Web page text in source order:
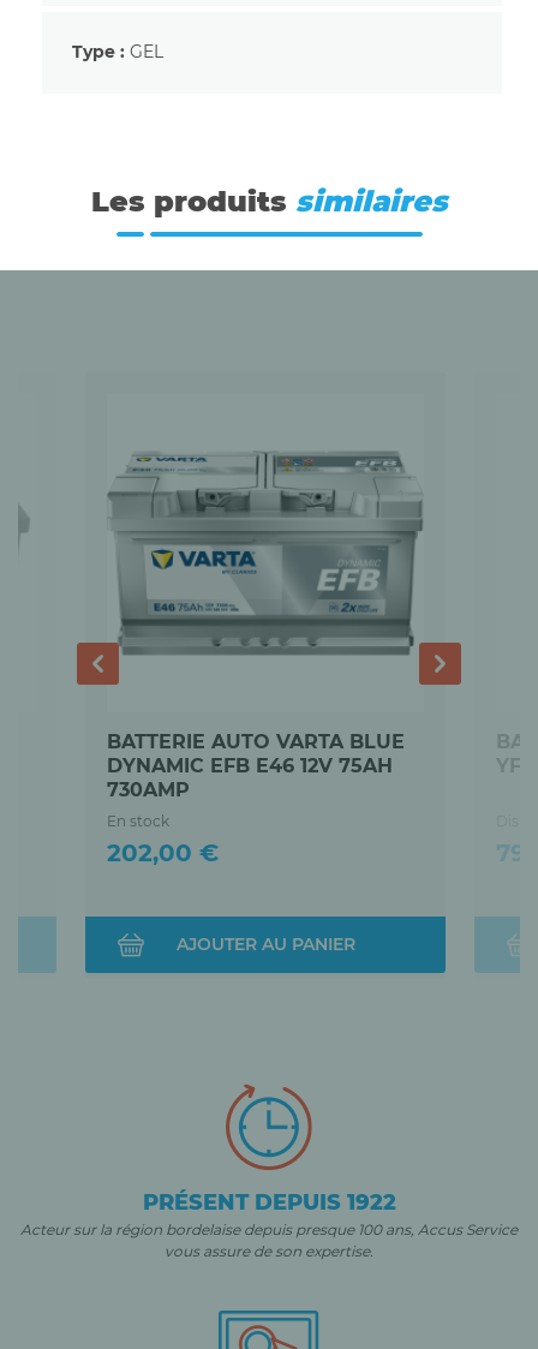
Type : GEL
Les produits similaires
BATTERIE AUTO VARTA BLUE
DYNAMIC EFB E46 12V 75AH
730AMP
En stock
Prix
202,00 €
AJOUTER AU PANIER
Prix
PRÉSENT DEPUIS 1922
Acteur sur la région bordelaise depuis presque 100 ans, Accus Service
vous assure de son expertise.